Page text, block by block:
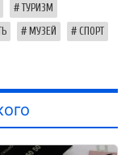
ТУРИЗМ
МУЗЕЙ СПОРТ